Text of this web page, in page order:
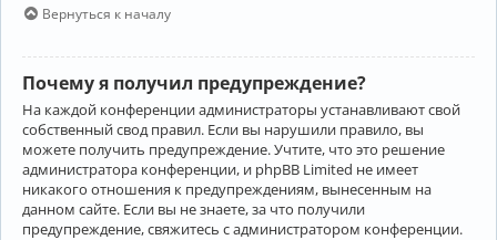
Вернуться к началу
Почему я получил предупреждение?
На каждой конференции администраторы устанавливают свой
собственный свод правил. Если вы нарушили правило, вы
можете получить предупреждение. Учтите, что это решение
администратора конференции, и phpBB Limited не имеет
никакого отношения к предупреждениям, вынесенным на
данном сайте. Если вы не знаете, за что получили
предупреждение, свяжитесь с администратором конференции.